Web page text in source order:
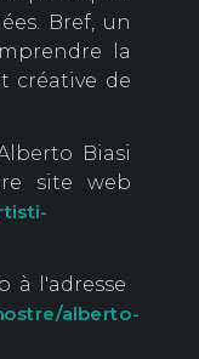
Bref, un
la
créative de
Biasi
site web
à l'adresse
alberto-